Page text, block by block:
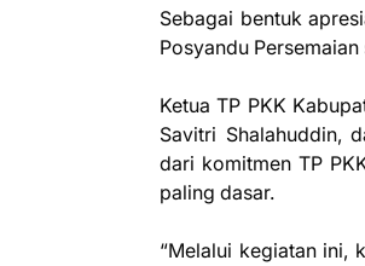
Sebagai bentuk
Posyandu
Ketua TP PKK
Savitri Shalahuddin,
dari komitmen TP
paling dasar.
“Melalui kegiatan ini,